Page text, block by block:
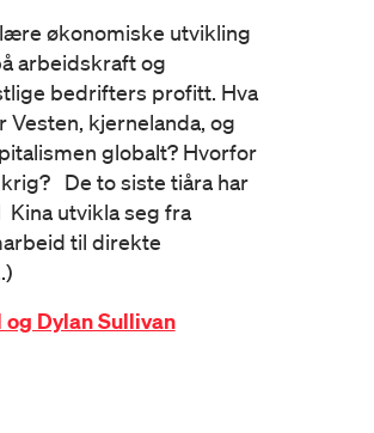
økonomiske utvikling
arbeidskraft og
bedrifters profitt. Hva
Vesten, kjernelanda, og
globalt? Hvorfor
De to siste tiåra har
Kina utvikla seg fra
til direkte
og Dylan Sullivan